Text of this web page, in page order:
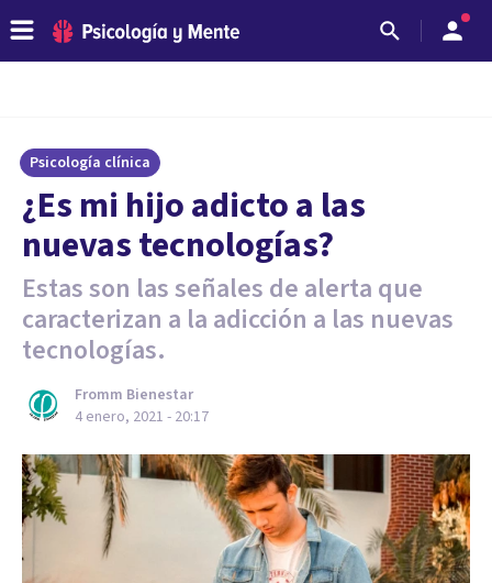
Psicología clínica
¿Es mi hijo adicto a las
nuevas tecnologías?
Estas son las señales de alerta que
caracterizan a la adicción a las nuevas
tecnologías.
Fromm Bienestar
4 enero, 2021 - 20:17